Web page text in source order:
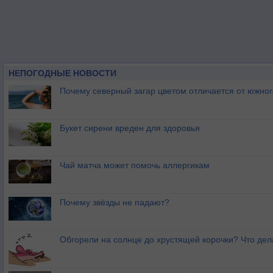
НЕПОГОДНЫЕ НОВОСТИ
Почему северный загар цветом отличается от
Букет сирени вреден для здоровья
Чай матча может помочь аллергикам
Почему звёзды не падают?
Обгорели на солнце до хрустящей корочки? Что